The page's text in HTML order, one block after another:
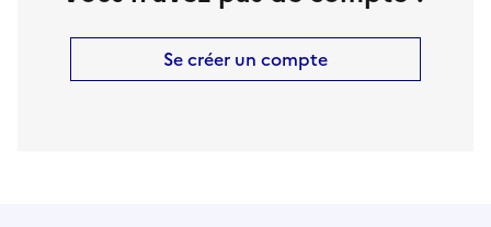
Se créer un compte